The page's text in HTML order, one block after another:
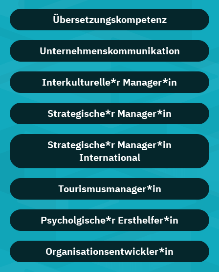
Übersetzungskompetenz
Unternehmenskommunikation
Interkulturelle*r Manager*in
Strategische*r Manager*in
Strategische*r Manager*in
International
Tourismusmanager*in
Psycholgische*r Ersthelfer*in
Organisationsentwickler*in